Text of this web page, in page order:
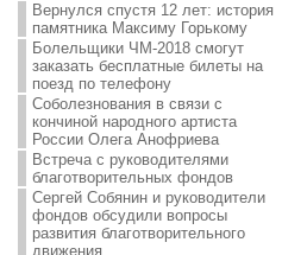
Вернулся спустя 12 лет: история
памятника Максиму Горькому
Болельщики ЧМ-2018 смогут
заказать бесплатные билеты на
поезд по телефону
Соболезнования в связи с
кончиной народного артиста
России Олега Анофриева
Встреча с руководителями
благотворительных фондов
Сергей Собянин и руководители
фондов обсудили вопросы
развития благотворительного
движения